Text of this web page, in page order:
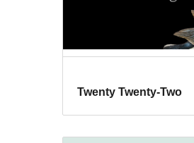
Twenty Twenty-Two